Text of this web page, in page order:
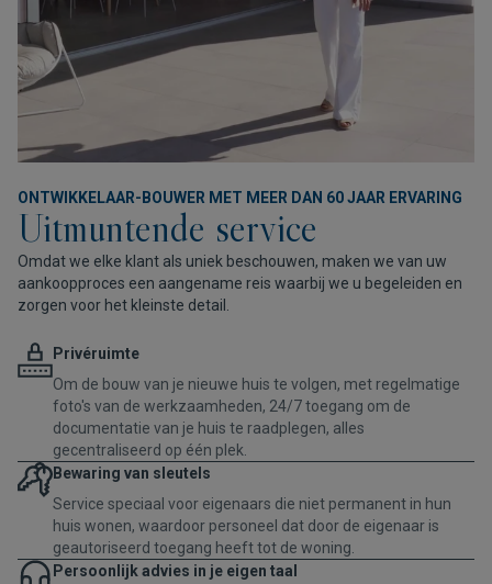
ONTWIKKELAAR-BOUWER MET MEER DAN 60 JAAR ERVARING
Uitmuntende service
Omdat we elke klant als uniek beschouwen, maken we van uw
aankoopproces een aangename reis waarbij we u begeleiden en
zorgen voor het kleinste detail.
Privéruimte
Om de bouw van je nieuwe huis te volgen, met regelmatige
foto's van de werkzaamheden, 24/7 toegang om de
documentatie van je huis te raadplegen, alles
gecentraliseerd op één plek.
Bewaring van sleutels
Service speciaal voor eigenaars die niet permanent in hun
huis wonen, waardoor personeel dat door de eigenaar is
geautoriseerd toegang heeft tot de woning.
Persoonlijk advies in je eigen taal